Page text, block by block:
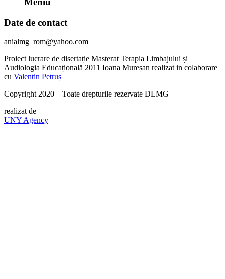
Date de contact
anialmg_rom@yahoo.com
Proiect lucrare de disertație Masterat Terapia Limbajului și
Audiologia Educațională 2011 Ioana Mureșan realizat in colaborare
cu Valentin Petruș
Copyright 2020 – Toate drepturile rezervate DLMG
realizat de
UNY Agency